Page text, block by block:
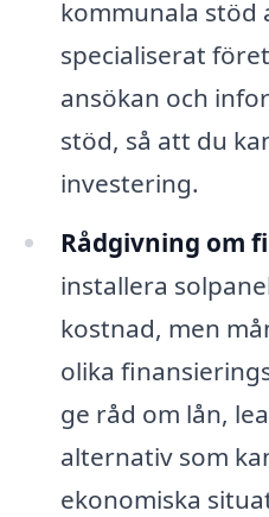
kommunala stöd
specialiserat
ansökan och
stöd, så att du
investering.
Rådgivning om
installera
kostnad, men
olika
ge råd om lån,
alternativ som
ekonomiska